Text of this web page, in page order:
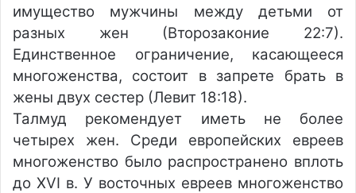
имущество мужчины между детьми от
разных жен (Второзаконие 22:7).
Единственное ограничение, касающееся
многоженства, состоит в запрете брать в
жены двух сестер (Левит 18:18).
Талмуд рекомендует иметь не более
четырех жен. Среди европейских евреев
многоженство было распространено вплоть
до XVI в. У восточных евреев многоженство